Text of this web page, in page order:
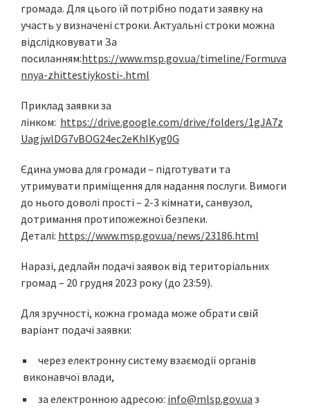
громада. Для цього їй потрібно подати заявку на
участь у визначені строки. Актуальні строки можна
відслідковувати За
посиланням:https://www.msp.gov.ua/timeline/Formuva
nnya-zhittestiykosti-.html
Приклад заявки за
лінком: https://drive.google.com/drive/folders/1gJA7z
UagjwlDG7vBOG24ec2eKhIKyg0G
Єдина умова для громади – підготувати та
утримувати приміщення для надання послуги. Вимоги
до нього доволі прості – 2-3 кімнати, санвузол,
дотримання протипожежної безпеки.
Деталі: https://www.msp.gov.ua/news/23186.html
Наразі, дедлайн подачі заявок від територіальних
громад – 20 грудня 2023 року (до 23:59).
Для зручності, кожна громада може обрати свій
варіант подачі заявки:
через електронну систему взаємодії органів
виконавчої влади,
за електронною адресою: info@mlsp.gov.ua з